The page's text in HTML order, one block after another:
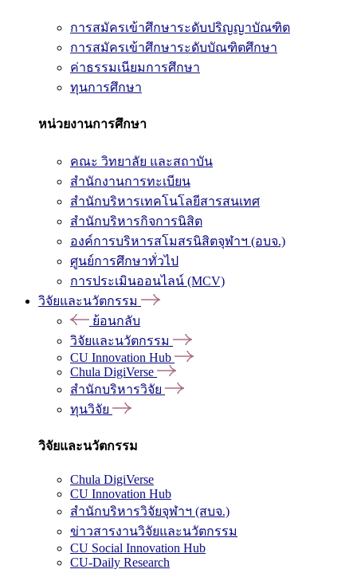
การสมัครเข้าศึกษาระดับปริญญาบัณฑิต
การสมัครเข้าศึกษาระดับบัณฑิตศึกษา
ค่าธรรมเนียมการศึกษา
ทุนการศึกษา
หน่วยงานการศึกษา
คณะ วิทยาลัย และสถาบัน
สำนักงานการทะเบียน
สำนักบริหารเทคโนโลยีสารสนเทศ
สำนักบริหารกิจการนิสิต
องค์การบริหารสโมสรนิสิตจุฬาฯ (อบจ.)
ศูนย์การศึกษาทั่วไป
การประเมินออนไลน์ (MCV)
วิจัยและนวัตกรรม
ย้อนกลับ
วิจัยและนวัตกรรม
CU Innovation Hub
Chula DigiVerse
สำนักบริหารวิจัย
ทุนวิจัย
วิจัยและนวัตกรรม
Chula DigiVerse
CU Innovation Hub
สำนักบริหารวิจัยจุฬาฯ (สบจ.)
ข่าวสารงานวิจัยและนวัตกรรม
CU Social Innovation Hub
CU-Daily Research